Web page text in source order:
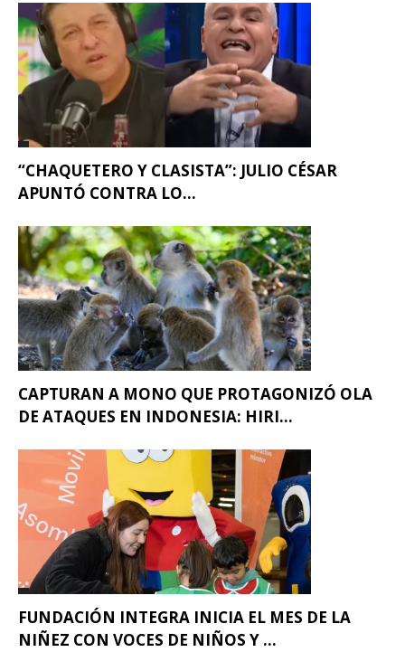
“CHAQUETERO Y CLASISTA”: JULIO CÉSAR
APUNTÓ CONTRA LO...
CAPTURAN A MONO QUE PROTAGONIZÓ OLA
DE ATAQUES EN INDONESIA: HIRI...
FUNDACIÓN INTEGRA INICIA EL MES DE LA
NIÑEZ CON VOCES DE NIÑOS Y ...